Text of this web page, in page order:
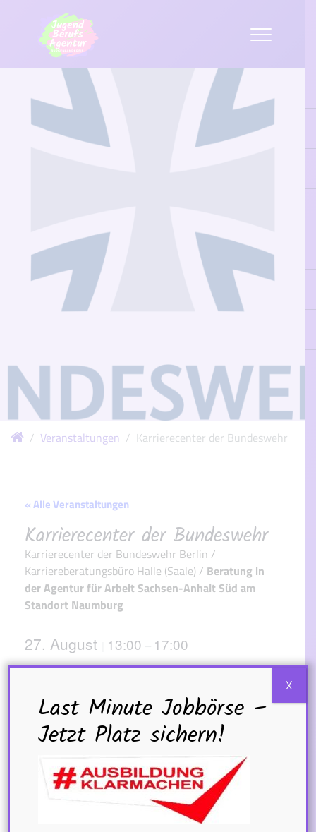
Veranstaltungen Karrierecenter der Bundeswehr
« Alle Veranstaltungen
Karrierecenter der Bundeswehr
Karrierecenter der Bundeswehr Berlin /
Karriereberatungsbüro Halle (Saale) / Beratung in
der Agentur für Arbeit Sachsen-Anhalt Süd am
Standort Naumburg
27. August 13:00 17:00
Internet: www.bundeswehrkarriere.de
Kostenlose Hotline: 0800 / 980 08 80
Agentur für Arbeit Naumburg
Bahnhofstraße 48
Naumburg
Last Minute Jobbörse –
Jetzt Platz sichern!
X